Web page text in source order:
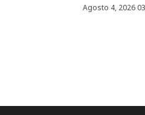
Agosto 4, 2026